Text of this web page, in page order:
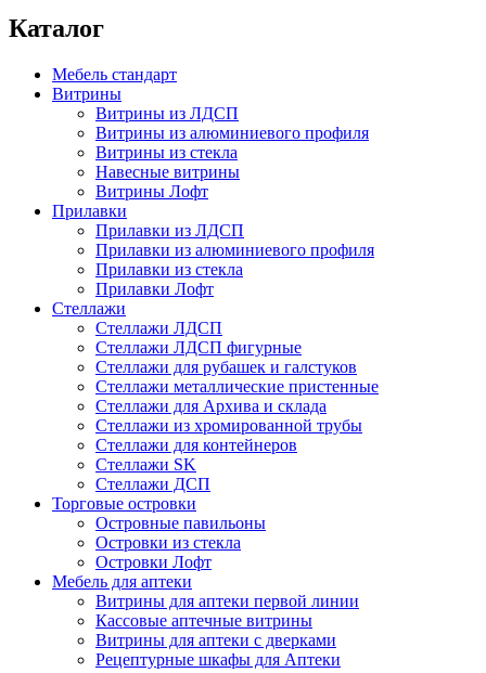
Каталог
Мебель стандарт
Витрины
Витрины из ЛДСП
Витрины из алюминиевого профиля
Витрины из стекла
Навесные витрины
Витрины Лофт
Прилавки
Прилавки из ЛДСП
Прилавки из алюминиевого профиля
Прилавки из стекла
Прилавки Лофт
Стеллажи
Стеллажи ЛДСП
Стеллажи ЛДСП фигурные
Стеллажи для рубашек и галстуков
Стеллажи металлические пристенные
Стеллажи для Архива и склада
Стеллажи из хромированной трубы
Стеллажи для контейнеров
Стеллажи SK
Стеллажи ДСП
Торговые островки
Островные павильоны
Островки из стекла
Островки Лофт
Мебель для аптеки
Витрины для аптеки первой линии
Кассовые аптечные витрины
Витрины для аптеки с дверками
Рецептурные шкафы для Аптеки